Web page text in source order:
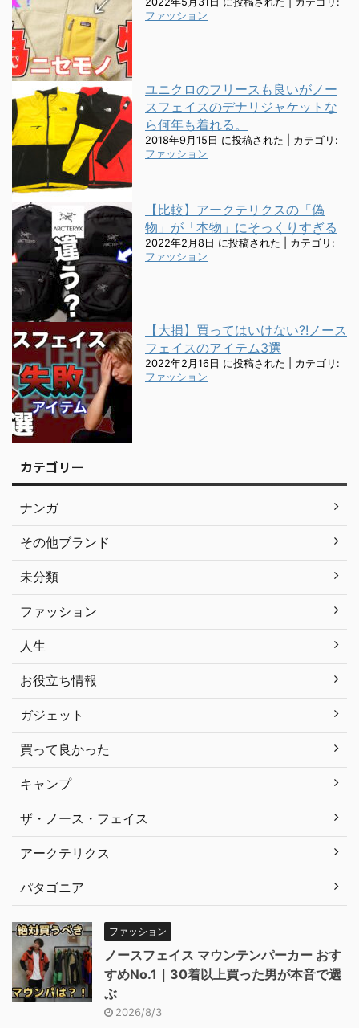
ファッション
ユニクロのフリースも良いがノー
スフェイスのデナリジャケットな
ら何年も着れる。
2018年9月15日 に投稿された
カテゴリ:
ファッション
【比較】アークテリクスの「偽
物」が「本物」にそっくりすぎる
2022年2月8日 に投稿された
カテゴリ:
ファッション
【大損】買ってはいけない?!ノース
フェイスのアイテム3選
2022年2月16日 に投稿された
カテゴリ:
ファッション
カテゴリー
ナンガ
その他ブランド
未分類
ファッション
人生
お役立ち情報
ガジェット
買って良かった
キャンプ
ザ・ノース・フェイス
アークテリクス
パタゴニア
ファッション
ノースフェイス マウンテンパーカー おす
すめNo.1｜30着以上買った男が本音で選
ぶ
2026/8/3